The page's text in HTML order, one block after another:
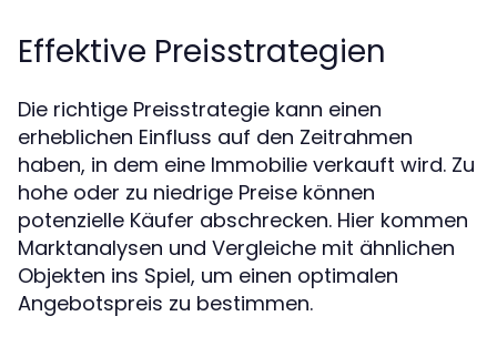
Effektive Preisstrategien
Die richtige Preisstrategie kann einen
erheblichen Einfluss auf den Zeitrahmen
haben, in dem eine Immobilie verkauft wird. Zu
hohe oder zu niedrige Preise können
potenzielle Käufer abschrecken. Hier kommen
Marktanalysen und Vergleiche mit ähnlichen
Objekten ins Spiel, um einen optimalen
Angebotspreis zu bestimmen.